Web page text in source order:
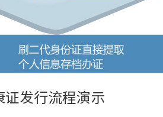
证发行流程演示